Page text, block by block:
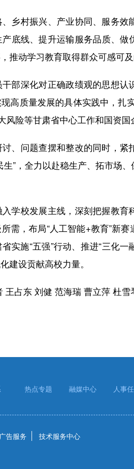
村振兴、产业协同、服务效
底线、提升运输服务品质、
推动学习教育取得群众可感可及
深化对正确政绩观的思想认
高质量发展的具体实践中，扎实
风险等甘肃省中心工作和国资国
问题查摆和整改的同时，紧
”，全力以赴稳生产、拓市场
校发展主线，深刻把握教育
需，布局“人工智能+教育”新
实施“五强”行动、推进“三化
建设贡献高校力量。
占东 刘健 范海瑞 曹立萍 杜雪
热点专题 融媒中心 人事
广告服务 技术服务中心